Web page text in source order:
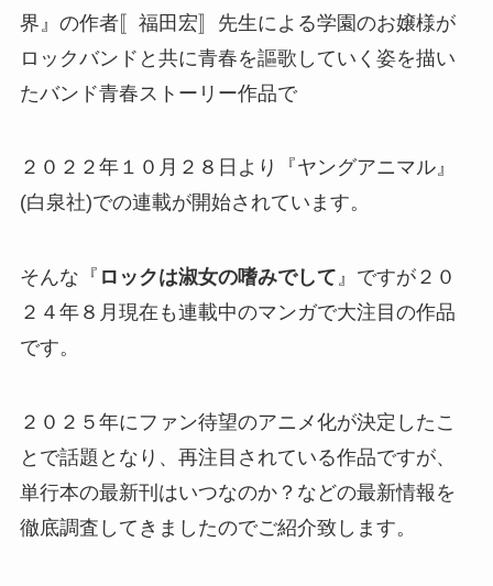
界』の作者〚福田宏〛先生による学園のお嬢様が
ロックバンドと共に青春を謳歌していく姿を描い
たバンド青春ストーリー作品で
２０２２年１０月２８日より『ヤングアニマル』
(白泉社)での連載が開始されています。
そんな『 ロックは淑女の嗜みでして』ですが２０
２４年８月現在も連載中のマンガで大注目の作品
です。
２０２５年にファン待望のアニメ化が決定したこ
とで話題となり、再注目されている作品ですが、
単行本の最新刊はいつなのか？などの最新情報を
徹底調査してきましたのでご紹介致します。